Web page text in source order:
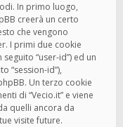
In primo luogo,
creerà un certo
che vengono
I primi due cookie
“user-id”) ed un
“session-id”),
Un terzo cookie
di “Vecio.it” e viene
quelli ancora da
visite future.